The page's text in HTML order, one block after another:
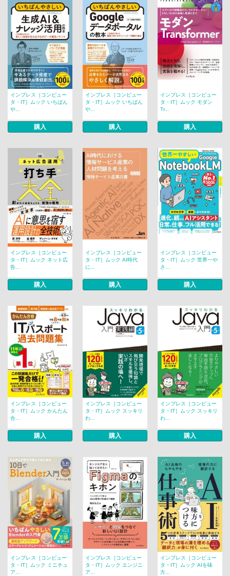
インプレス［コンピュー
タ・IT］ムック いちばん
や...
購入
インプレス［コンピュー
タ・IT］ムック いちばん
や...
購入
インプレス［コンピュー
タ・IT］ムック モダン
Tr...
購入
インプレス［コンピュー
タ・IT］ムック ネット広
告...
購入
インプレス［コンピュー
タ・IT］ムック AI時代
に...
購入
インプレス［コンピュー
タ・IT］ムック 世界一や
さ...
購入
インプレス［コンピュー
タ・IT］ムック かんたん
合...
購入
インプレス［コンピュー
タ・IT］ムック スッキリ
わ...
購入
インプレス［コンピュー
タ・IT］ムック スッキリ
わ...
購入
インプレス［コンピュー
タ・IT］ムック ミニチュ
ア...
インプレス［コンピュー
タ・IT］ムック エンジニ
ア...
インプレス［コンピュー
タ・IT］ムック AIを味
方...